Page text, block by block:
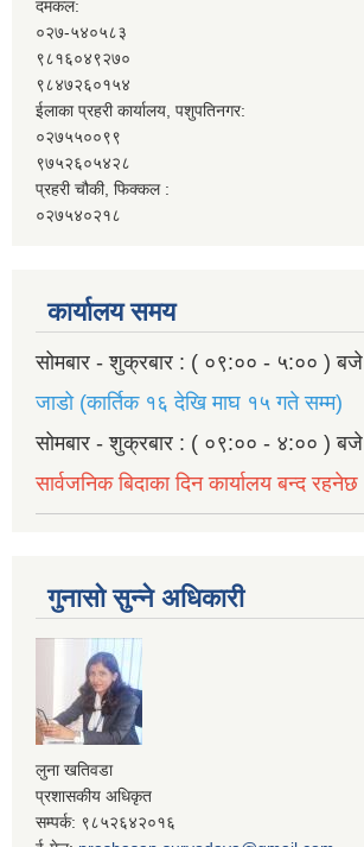
दमकल:
०२७-५४०५८३
९८१६०४९२७०
९८४७२६०१५४
ईलाका प्रहरी कार्यालय, पशुपतिनगर:
०२७५५००९९
९७५२६०५४२८
प्रहरी चौकी, फिक्कल :
०२७५४०२१८
कार्यालय समय
सोमबार - शुक्रबार : ( ०९:०० - ५:०० ) बजे
जाडो (कार्तिक १६ देखि माघ १५ गते सम्म)
सोमबार - शुक्रबार : ( ०९:०० - ४:०० ) बजे
सार्वजनिक बिदाका दिन कार्यालय बन्द रहनेछ
गुनासो सुन्ने अधिकारी
लुना खतिवडा
प्रशासकीय अधिकृत
सम्पर्क: ९८५२६४२०१६